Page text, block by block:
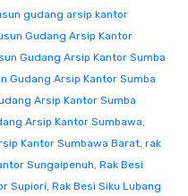
gudang arsip kantor
Gudang Arsip Kantor
Gudang Arsip Kantor Sumba
Gudang Arsip Kantor Sumba
Arsip Kantor Sumba
Arsip Kantor Sumbawa,
Kantor Sumbawa Barat, rak
Sungaipenuh, Rak Besi
Supiori, Rak Besi Siku Lubang